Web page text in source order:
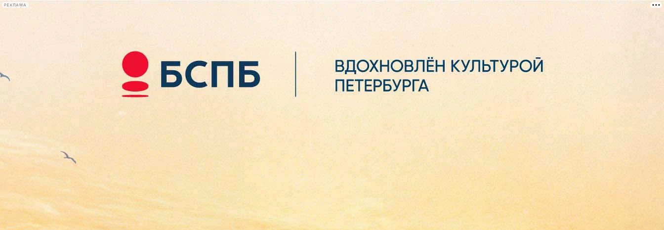
РЕКЛАМА
лекции
книги